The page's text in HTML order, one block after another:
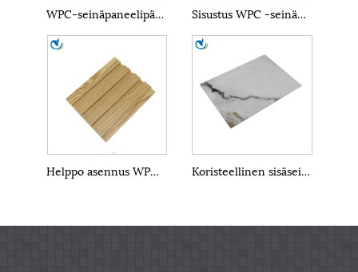
WPC-seinäpaneelipäällyste Sisustus WPC -seinäpaneeli
Helppo asennus WPC -seinäpaneelit Koristeellinen sisäseinä SPC-seinäpaneeli